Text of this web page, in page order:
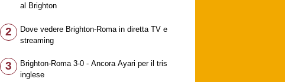
al Brighton
2
Dove vedere Brighton-Roma in diretta TV e
streaming
3
Brighton-Roma 3-0 - Ancora Ayari per il tris
inglese